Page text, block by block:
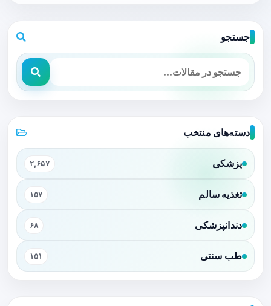
جستجو
دسته‌های منتخب
پزشکی ۲,۶۵۷
تغذیه سالم ۱۵۷
دندانپزشکی ۶۸
طب سنتی ۱۵۱